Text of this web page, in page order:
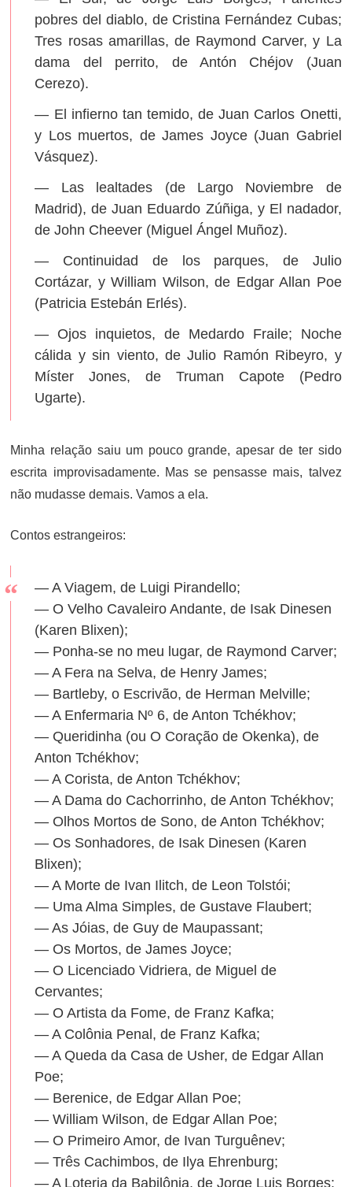
pobres del diablo, de Cristina Fernández Cubas;
Tres rosas amarillas, de Raymond Carver, y La
dama del perrito, de Antón Chéjov (Juan
Cerezo).
— El infierno tan temido, de Juan Carlos Onetti,
y Los muertos, de James Joyce (Juan Gabriel
Vásquez).
— Las lealtades (de Largo Noviembre de
Madrid), de Juan Eduardo Zúñiga, y El nadador,
de John Cheever (Miguel Ángel Muñoz).
— Continuidad de los parques, de Julio
Cortázar, y William Wilson, de Edgar Allan Poe
(Patricia Estebán Erlés).
— Ojos inquietos, de Medardo Fraile; Noche
cálida y sin viento, de Julio Ramón Ribeyro, y
Míster Jones, de Truman Capote (Pedro
Ugarte).
Minha relação saiu um pouco grande, apesar de ter sido
escrita improvisadamente. Mas se pensasse mais, talvez
não mudasse demais. Vamos a ela.
Contos estrangeiros:
— A Viagem, de Luigi Pirandello;
— O Velho Cavaleiro Andante, de Isak Dinesen
(Karen Blixen);
— Ponha-se no meu lugar, de Raymond Carver;
— A Fera na Selva, de Henry James;
— Bartleby, o Escrivão, de Herman Melville;
— A Enfermaria Nº 6, de Anton Tchékhov;
— Queridinha (ou O Coração de Okenka), de
Anton Tchékhov;
— A Corista, de Anton Tchékhov;
— A Dama do Cachorrinho, de Anton Tchékhov;
— Olhos Mortos de Sono, de Anton Tchékhov;
— Os Sonhadores, de Isak Dinesen (Karen
Blixen);
— A Morte de Ivan Ilitch, de Leon Tolstói;
— Uma Alma Simples, de Gustave Flaubert;
— As Jóias, de Guy de Maupassant;
— Os Mortos, de James Joyce;
— O Licenciado Vidriera, de Miguel de
Cervantes;
— O Artista da Fome, de Franz Kafka;
— A Colônia Penal, de Franz Kafka;
— A Queda da Casa de Usher, de Edgar Allan
Poe;
— Berenice, de Edgar Allan Poe;
— William Wilson, de Edgar Allan Poe;
— O Primeiro Amor, de Ivan Turguênev;
— Três Cachimbos, de Ilya Ehrenburg;
— A Loteria da Babilônia, de Jorge Luis Borges;